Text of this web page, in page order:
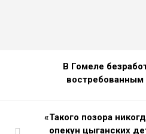
В Гомеле
«Такого позора
опекун цыганских